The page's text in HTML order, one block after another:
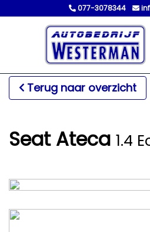
077-3078344
Terug naar overzicht
Seat Ateca 1.4